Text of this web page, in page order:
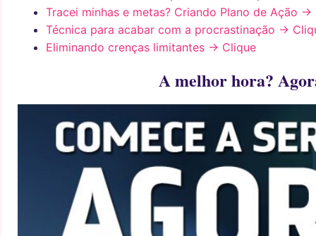
Tracei minhas e metas? Criando Plano de Ação ->
Técnica para acabar com a procrastinação ->
Eliminando crenças limitantes -> Clique
A melhor hora?